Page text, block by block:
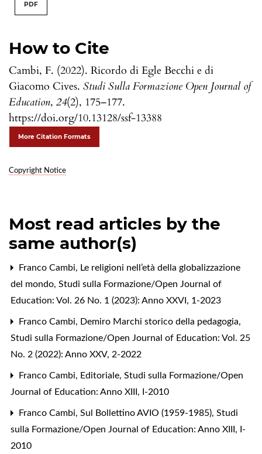
How to Cite
Cambi, F. (2022). Ricordo di Egle Becchi e di
Giacomo Cives. Studi Sulla Formazione Open Journal of
Education, 24(2), 175–177.
https://doi.org/10.13128/ssf-13388
More Citation Formats
Copyright Notice
PDF
Most read articles by the
same author(s)
Franco Cambi, Le religioni nell’età della globalizzazione
del mondo, Studi sulla Formazione/Open Journal of
Education: Vol. 26 No. 1 (2023): Anno XXVI, 1-2023
Franco Cambi, Demiro Marchi storico della pedagogia,
Studi sulla Formazione/Open Journal of Education: Vol. 25
No. 2 (2022): Anno XXV, 2-2022
Franco Cambi, Editoriale, Studi sulla Formazione/Open
Journal of Education: Anno XIII, I-2010
Franco Cambi, Sul Bollettino AVIO (1959-1985), Studi
sulla Formazione/Open Journal of Education: Anno XIII, I-
2010